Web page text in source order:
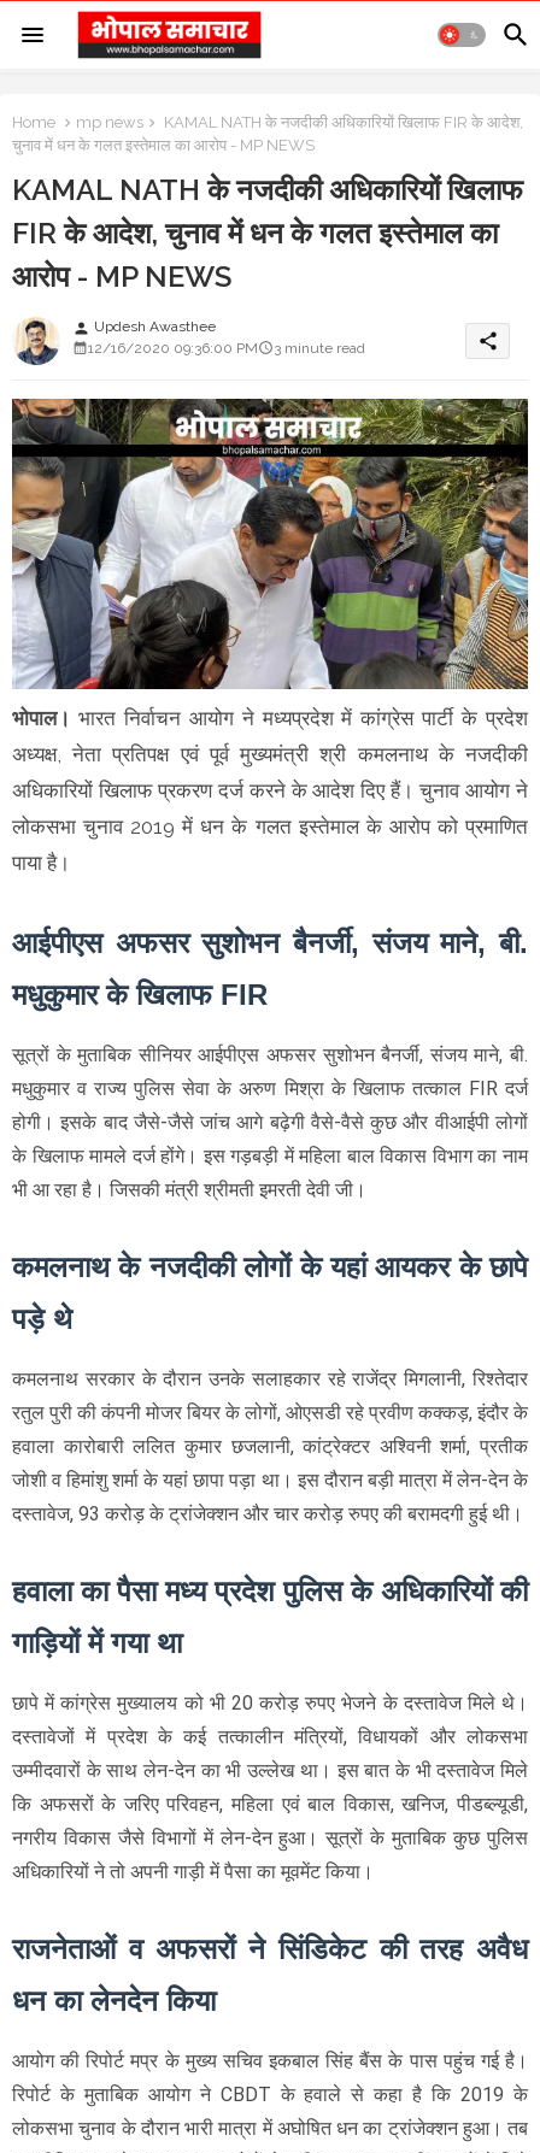
Home mp news
KAMAL NATH के नजदीकी अधिकारियों खिलाफ FIR के आदेश,
चुनाव में धन के गलत इस्तेमाल का आरोप - MP NEWS
KAMAL NATH के नजदीकी अधिकारियों खिलाफ
FIR के आदेश, चुनाव में धन के गलत इस्तेमाल का
आरोप - MP NEWS
person Updesh Awasthee
12/16/2020 09:36:00 PM
3 minute read share
भोपाल। भारत निर्वाचन आयोग ने मध्यप्रदेश में कांग्रेस पार्टी के प्रदेश
अध्यक्ष, नेता प्रतिपक्ष एवं पूर्व मुख्यमंत्री श्री कमलनाथ के नजदीकी
अधिकारियों खिलाफ प्रकरण दर्ज करने के आदेश दिए हैं। चुनाव आयोग ने
लोकसभा चुनाव 2019 में धन के गलत इस्तेमाल के आरोप को प्रमाणित
पाया है।
आईपीएस अफसर सुशोभन बैनर्जी, संजय माने, बी.
मधुकुमार के खिलाफ FIR
सूत्रों के मुताबिक सीनियर आईपीएस अफसर सुशोभन बैनर्जी, संजय माने, बी.
मधुकुमार व राज्य पुलिस सेवा के अरुण मिश्रा के खिलाफ तत्काल FIR दर्ज
होगी। इसके बाद जैसे-जैसे जांच आगे बढ़ेगी वैसे-वैसे कुछ और वीआईपी लोगों
के खिलाफ मामले दर्ज होंगे। इस गड़बड़ी में महिला बाल विकास विभाग का नाम
भी आ रहा है। जिसकी मंत्री श्रीमती इमरती देवी जी।
कमलनाथ के नजदीकी लोगों के यहां आयकर के छापे
पड़े थे
कमलनाथ सरकार के दौरान उनके सलाहकार रहे राजेंद्र मिगलानी, रिश्तेदार
रतुल पुरी की कंपनी मोजर बियर के लोगों, ओएसडी रहे प्रवीण कक्कड़, इंदौर के
हवाला कारोबारी ललित कुमार छजलानी, कांट्रेक्टर अश्विनी शर्मा, प्रतीक
जोशी व हिमांशु शर्मा के यहां छापा पड़ा था। इस दौरान बड़ी मात्रा में लेन-देन के
दस्तावेज, 93 करोड़ के ट्रांजेक्शन और चार करोड़ रुपए की बरामदगी हुई थी।
हवाला का पैसा मध्य प्रदेश पुलिस के अधिकारियों की
गाड़ियों में गया था
छापे में कांग्रेस मुख्यालय को भी 20 करोड़ रुपए भेजने के दस्तावेज मिले थे।
दस्तावेजों में प्रदेश के कई तत्कालीन मंत्रियों, विधायकों और लोकसभा
उम्मीदवारों के साथ लेन-देन का भी उल्लेख था। इस बात के भी दस्तावेज मिले
कि अफसरों के जरिए परिवहन, महिला एवं बाल विकास, खनिज, पीडब्ल्यूडी,
नगरीय विकास जैसे विभागों में लेन-देन हुआ। सूत्रों के मुताबिक कुछ पुलिस
अधिकारियों ने तो अपनी गाड़ी में पैसा का मूवमेंट किया।
राजनेताओं व अफसरों ने सिंडिकेट की तरह अवैध
धन का लेनदेन किया
आयोग की रिपोर्ट मप्र के मुख्य सचिव इकबाल सिंह बैंस के पास पहुंच गई है।
रिपोर्ट के मुताबिक आयोग ने CBDT के हवाले से कहा है कि 2019 के
लोकसभा चुनाव के दौरान भारी मात्रा में अघोषित धन का ट्रांजेक्शन हुआ। तब